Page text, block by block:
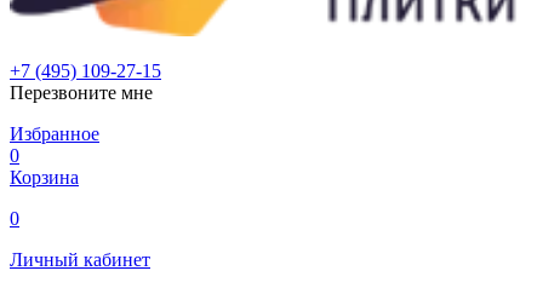
+7 (495) 109-27-15
Перезвоните мне
Избранное
0
Корзина
0
Личный кабинет